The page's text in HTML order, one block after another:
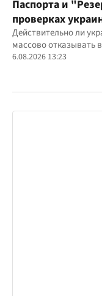
Паспорта и
проверках
Действительно ли
массово отказывать
6.08.2026 13:23